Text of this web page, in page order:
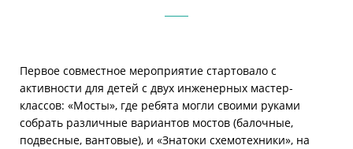
Первое совместное мероприятие стартовало с
активности для детей с двух инженерных мастер-
классов: «Мосты», где ребята могли своими руками
собрать различные вариантов мостов (балочные,
подвесные, вантовые), и «Знатоки схемотехники», на